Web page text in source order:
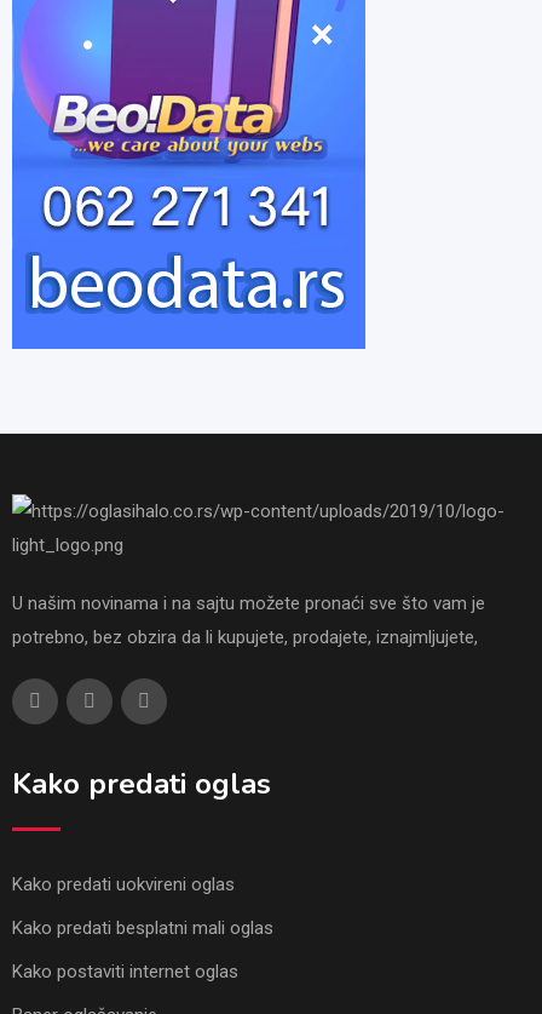
U našim novinama i na sajtu možete pronaći sve što vam je
potrebno, bez obzira da li kupujete, prodajete, iznajmljujete,
Kako predati oglas
Kako predati uokvireni oglas
Kako predati besplatni mali oglas
Kako postaviti internet oglas